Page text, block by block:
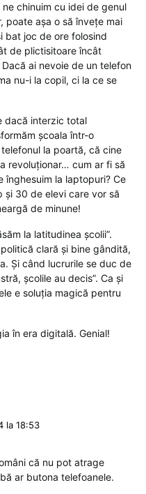
chinuim cu idei de genul
poate așa o să învețe mai
bat joc de ore folosind
de plictisitoare încât
ai nevoie de un telefon
nu-i la copil, ci la ce se
dacă interzic total
școala într-o
la poartă, că cine
revoluționar… cum ar fi să
înghesuim la laptopuri? Ce
și 30 de elevi care vor să
de minune!
la latitudinea școlii”.
clară și bine gândită,
Și când lucrurile se duc de
școlile au decis”. Ca și
e soluția magică pentru
în era digitală. Genial!
la 18:53
că nu pot atrage
ar butona telefoanele.